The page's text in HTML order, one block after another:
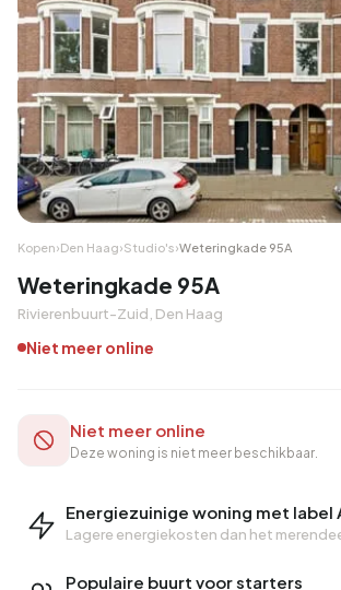
Kopen›Den Haag›Studio's›Weteringkade 95A
Weteringkade 95A
Rivierenbuurt-Zuid, Den Haag
Niet meer online
Energiezuinige woning met label
Lagere energiekosten dan het
Populaire buurt voor starters
Niet meer online
Deze woning is niet meer beschikbaar.